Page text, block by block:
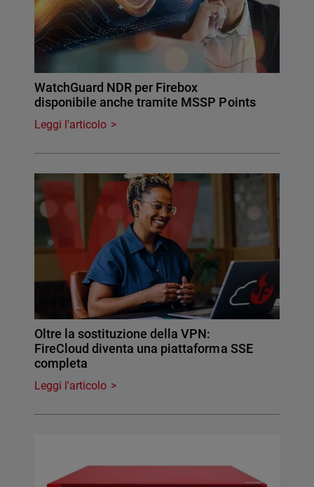
WatchGuard NDR per Firebox
disponibile anche tramite MSSP Points
Leggi l'articolo
Oltre la sostituzione della VPN:
FireCloud diventa una piattaforma SSE
completa
Leggi l'articolo